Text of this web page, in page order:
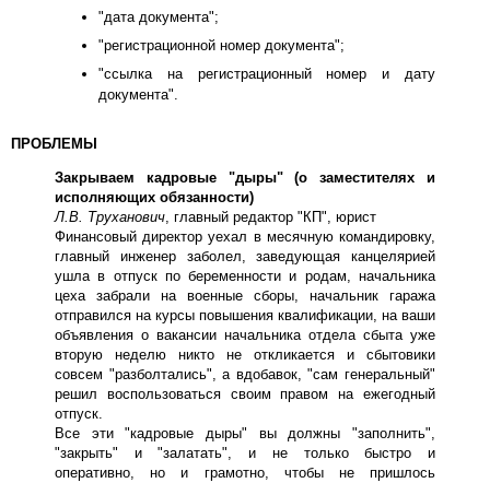
"дата документа";
"регистрационной номер документа";
"ссылка на регистрационный номер и дату
документа".
ПРОБЛЕМЫ
Закрываем кадровые "дыры" (о заместителях и
исполняющих обязанности)
Л.В. Труханович, главный редактор "КП", юрист
Финансовый директор уехал в месячную командировку,
главный инженер заболел, заведующая канцелярией
ушла в отпуск по беременности и родам, начальника
цеха забрали на военные сборы, начальник гаража
отправился на курсы повышения квалификации, на ваши
объявления о вакансии начальника отдела сбыта уже
вторую неделю никто не откликается и сбытовики
совсем "разболтались", а вдобавок, "сам генеральный"
решил воспользоваться своим правом на ежегодный
отпуск.
Все эти "кадровые дыры" вы должны "заполнить",
"закрыть" и "залатать", и не только быстро и
оперативно, но и грамотно, чтобы не пришлось